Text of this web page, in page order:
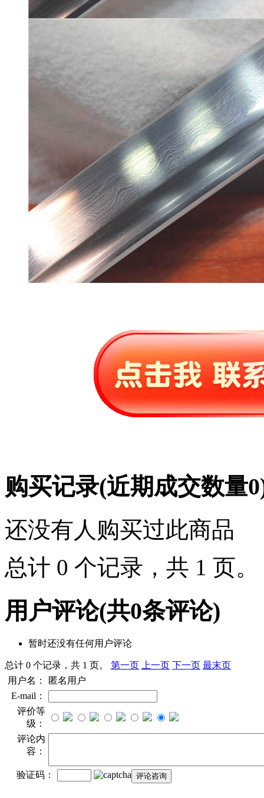
购买记录(近期成交数量0
还没有人购买过此商品
总计 0 个记录，共 1 页。
用户评论(共0条评论)
暂时还没有任何用户评论
总计 0 个记录，共 1 页。 第一页 上一页 下一页 最末页
用户名：
匿名用户
E-mail：
评价等
级：
评论内
容：
验证码：